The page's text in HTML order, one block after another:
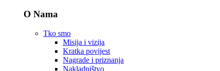
O Nama
Tko smo
Misija i vizija
Kratka povijest
Nagrade i priznanja
Nakladništvo